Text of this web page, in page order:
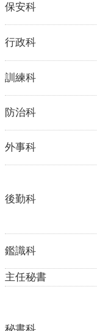
宣
導
民
意
廣
場
便
民
服
府
訊
主
保安科
行政科
訓練科
防治科
外事科
後勤科
鑑識科
主任秘書